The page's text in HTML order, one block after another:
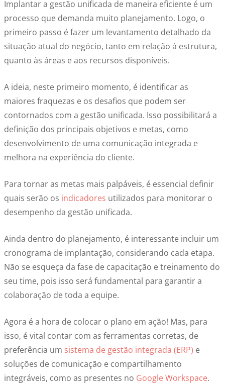
Implantar a gestão unificada de maneira eficiente é um
processo que demanda muito planejamento. Logo, o
primeiro passo é fazer um levantamento detalhado da
situação atual do negócio, tanto em relação à estrutura,
quanto às áreas e aos recursos disponíveis.
A ideia, neste primeiro momento, é identificar as
maiores fraquezas e os desafios que podem ser
contornados com a gestão unificada. Isso possibilitará a
definição dos principais objetivos e metas, como
desenvolvimento de uma comunicação integrada e
melhora na experiência do cliente.
Para tornar as metas mais palpáveis, é essencial definir
quais serão os indicadores utilizados para monitorar o
desempenho da gestão unificada.
Ainda dentro do planejamento, é interessante incluir um
cronograma de implantação, considerando cada etapa.
Não se esqueça da fase de capacitação e treinamento do
seu time, pois isso será fundamental para garantir a
colaboração de toda a equipe.
Agora é a hora de colocar o plano em ação! Mas, para
isso, é vital contar com as ferramentas corretas, de
preferência um sistema de gestão integrada (ERP) e
soluções de comunicação e compartilhamento
integráveis, como as presentes no Google Workspace.